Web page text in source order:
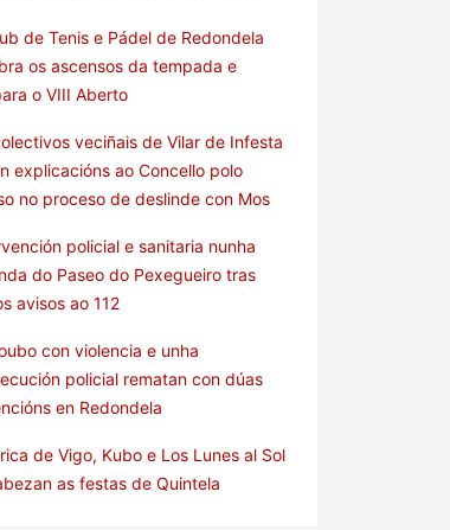
de Tenis e Pádel de Redondela
os ascensos da tempada e
o VIII Aberto
veciñais de Vilar de Infesta
explicacións ao Concello polo
no proceso de deslinde con Mos
policial e sanitaria nunha
do Paseo do Pexegueiro tras
avisos ao 112
con violencia e unha
policial rematan con dúas
en Redondela
de Vigo, Kubo e Los Lunes al Sol
as festas de Quintela